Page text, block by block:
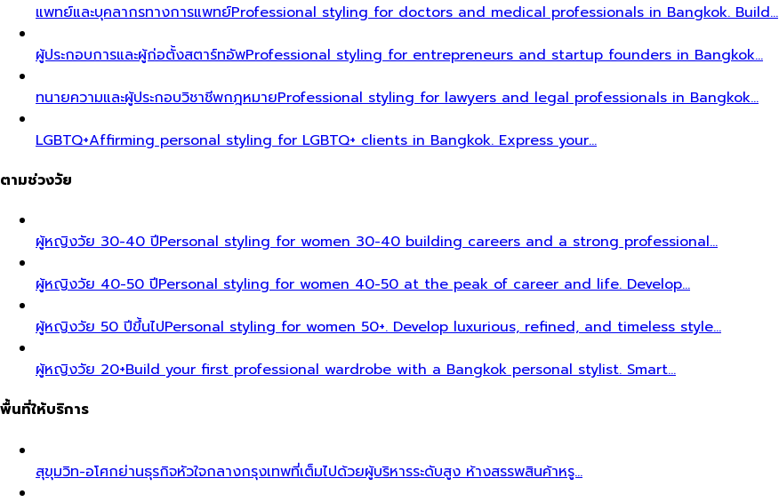
แพทย์และบุคลากรทางการแพทย์Professional styling for doctors and medical professionals in Bangkok. Build…
ผู้ประกอบการและผู้ก่อตั้งสตาร์ทอัพProfessional styling for entrepreneurs and startup founders in Bangkok…
ทนายความและผู้ประกอบวิชาชีพกฎหมายProfessional styling for lawyers and legal professionals in Bangkok…
LGBTQ+Affirming personal styling for LGBTQ+ clients in Bangkok. Express your…
ตามช่วงวัย
ผู้หญิงวัย 30-40 ปีPersonal styling for women 30-40 building careers and a strong professional…
ผู้หญิงวัย 40-50 ปีPersonal styling for women 40-50 at the peak of career and life. Develop…
ผู้หญิงวัย 50 ปีขึ้นไปPersonal styling for women 50+. Develop luxurious, refined, and timeless style…
ผู้หญิงวัย 20+Build your first professional wardrobe with a Bangkok personal stylist. Smart…
พื้นที่ให้บริการ
สุขุมวิท-อโศกย่านธุรกิจหัวใจกลางกรุงเทพที่เต็มไปด้วยผู้บริหารระดับสูง ห้างสรรพสินค้าหรู…